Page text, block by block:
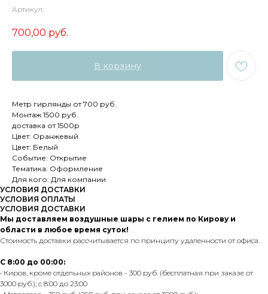
Артикул:
700,00 руб.
В корзину
Метр гирлянды от 700 руб.
Монтаж 1500 руб.
доставка от 1500р
Цвет: Оранжевый
Цвет: Белый
Событие: Открытие
Тематика: Оформление
Для кого: Для компании
УСЛОВИЯ ДОСТАВКИ
УСЛОВИЯ ОПЛАТЫ
УСЛОВИЯ ДОСТАВКИ
Мы доставляем воздушные шары с гелием по Кирову и
области в любое время суток!
Стоимость доставки рассчитывается по принципу удаленности от офиса.
С 8:00 до 00:00:
• Киров, кроме отдельных районов - 300 руб. (бесплатная при заказе от
3000 руб.); с 8:00 до 23:00